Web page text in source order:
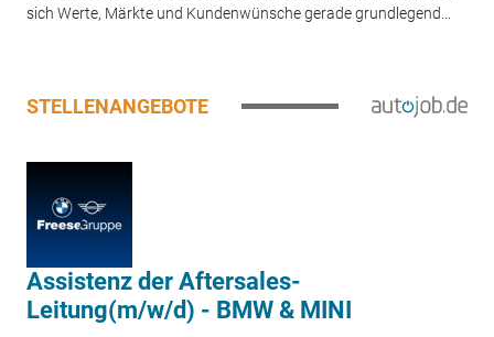
sich Werte, Märkte und Kundenwünsche gerade grundlegend...
STELLENANGEBOTE
Assistenz der Aftersales-
Leitung(m/w/d) - BMW & MINI